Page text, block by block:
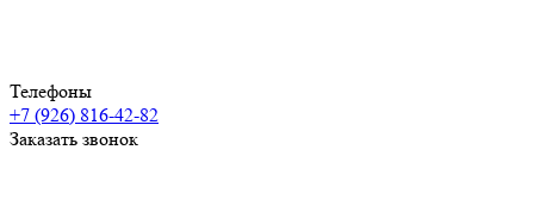
Телефоны
+7 (926) 816-42-82
Заказать звонок